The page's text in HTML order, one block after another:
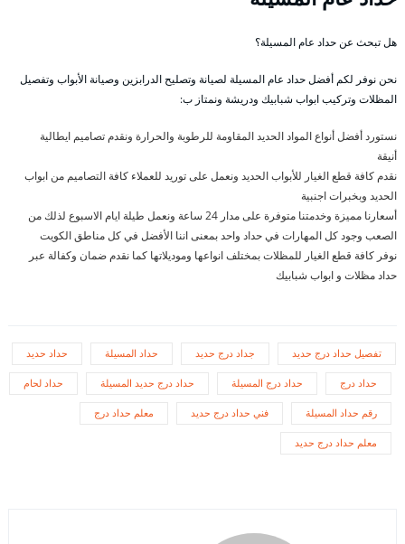
هل تبحث عن حداد عام المسيلة؟
نحن نوفر لكم أفضل حداد عام المسيلة لصيانة وتصليح الدرابزين وصيانة الأبواب وتفصيل
المظلات وتركيب ابواب شبابيك ودريشة ونمتاز ب:
نستورد أفضل أنواع المواد الحديد المقاومة للرطوبة والحرارة ونقدم تصاميم ايطالية
أنيقة
نقدم كافة قطع الغيار للأبواب الحديد ونعمل على توريد للعملاء كافة التصاميم من ابواب
الحديد وبخبرات اجنبية
أسعارنا مميزة وخدمتنا متوفرة على مدار 24 ساعة ونعمل طيلة ايام الاسبوع لذلك من
الصعب وجود كل المهارات في حداد واحد بمعنى اننا الأفضل في كل مناطق الكويت
نوفر كافة قطع الغيار للمظلات بمختلف انواعها وموديلاتها كما نقدم ضمان وكفالة عبر
حداد مظلات و ابواب شبابيك
تفصيل حداد درج حديد جداد درج حديد حداد المسيلة حداد حديد
حداد درج حداد درج المسيلة حداد درج حديد المسيلة حداد لحام
رقم حداد المسيلة فني حداد درج حديد معلم حداد درج
معلم حداد درج حديد